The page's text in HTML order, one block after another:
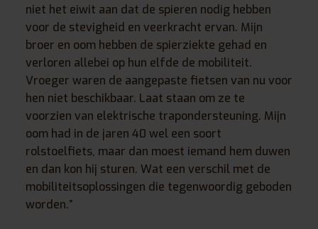
niet het eiwit aan dat de spieren nodig hebben
voor de stevigheid en veerkracht ervan. Mijn
broer en oom hebben de spierziekte gehad en
verloren allebei op hun elfde de mobiliteit.
Vroeger waren de aangepaste fietsen van nu voor
hen niet beschikbaar. Laat staan om ze te
voorzien van elektrische trapondersteuning. Mijn
oom had in de jaren 40 wel een soort
rolstoelfiets, maar dan moest iemand hem duwen
en dan kon hij sturen. Wat een verschil met de
mobiliteitsoplossingen die tegenwoordig geboden
worden.”